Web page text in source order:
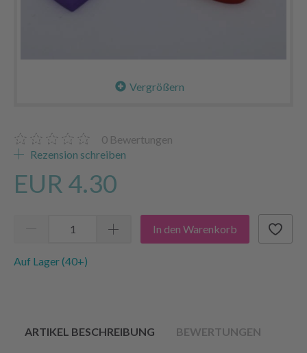
Vergrößern
0 Bewertungen
Rezension schreiben
EUR 4.30
In den Warenkorb
Auf Lager (40+)
ARTIKEL BESCHREIBUNG BEWERTUNGEN